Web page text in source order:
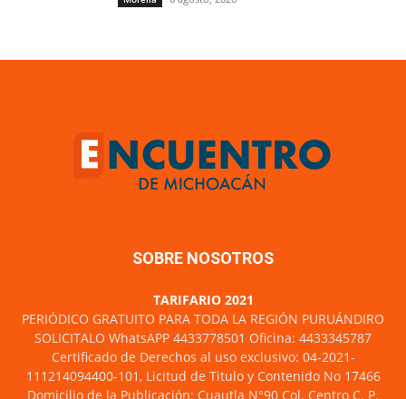
SOBRE NOSOTROS
TARIFARIO 2021
PERIÓDICO GRATUITO PARA TODA LA REGIÓN PURUÁNDIRO
SOLICITALO WhatsAPP 4433778501 Oficina: 4433345787
Certificado de Derechos al uso exclusivo: 04-2021-
111214094400-101, Licitud de Titulo y Contenido No 17466
Domicilio de la Publicación: Cuautla N°90 Col. Centro C. P.